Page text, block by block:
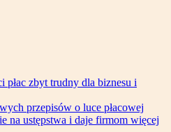
zbyt trudny dla biznesu i
przepisów o luce płacowej
na ustępstwa i daje firmom więcej